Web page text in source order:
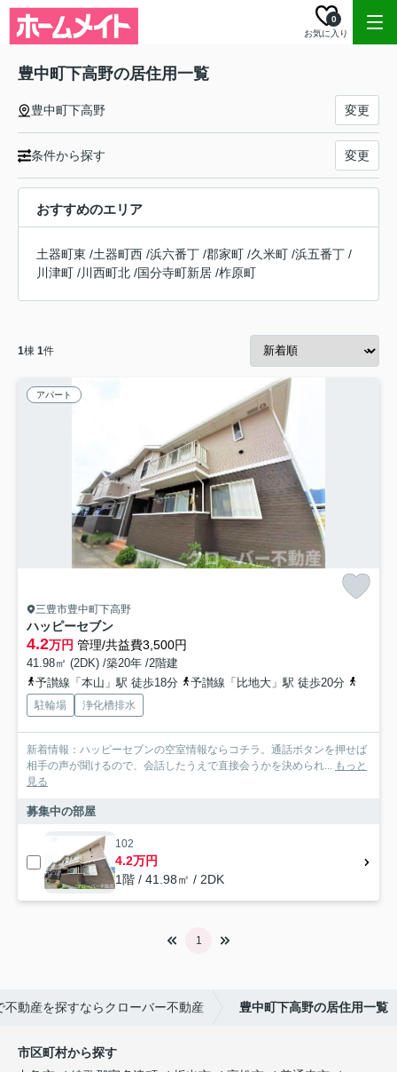
お気に入り
0
豊中町下高野の居住用一覧
豊中町下高野 変更
条件から探す 変更
おすすめのエリア
土器町東 /土器町西 /浜六番丁 /郡家町 /久米町 /浜五番丁 /
川津町 /川西町北 /国分寺町新居 /柞原町
1棟 1件
アパート
三豊市豊中町下高野
ハッピーセブン
4.2万円 管理/共益費3,500円
41.98㎡ (2DK) /築20年 /2階建
予讃線「本山」駅 徒歩18分
予讃線「比地大」駅 徒歩20分
駐輪場 浄化槽排水
新着情報：ハッピーセブンの空室情報ならコチラ。通話ボタンを押せば
相手の声が聞けるので、会話したうえで直接会うかを決められ... もっと
見る
募集中の部屋
102
4.2万円
1階 / 41.98㎡ / 2DK
1
不動産を探すならクローバー不動産 豊中町下高野の居住用一覧
市区町村から探す